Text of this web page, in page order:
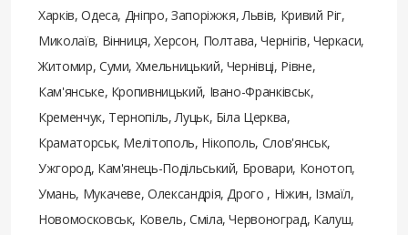
Харків, Одеса, Дніпро, Запоріжжя, Львів, Кривий Ріг,
Миколаїв, Вінниця, Херсон, Полтава, Чернігів, Черкаси,
Житомир, Суми, Хмельницький, Чернівці, Рівне,
Кам'янське, Кропивницький, Івано-Франківськ,
Кременчук, Тернопіль, Луцьк, Біла Церква,
Краматорськ, Мелітополь, Нікополь, Слов'янськ,
Ужгород, Кам'янець-Подільський, Бровари, Конотоп,
Умань, Мукачеве, Олександрія, Дрого , Ніжин, Ізмаїл,
Новомосковськ, Ковель, Сміла, Червоноград, Калуш,